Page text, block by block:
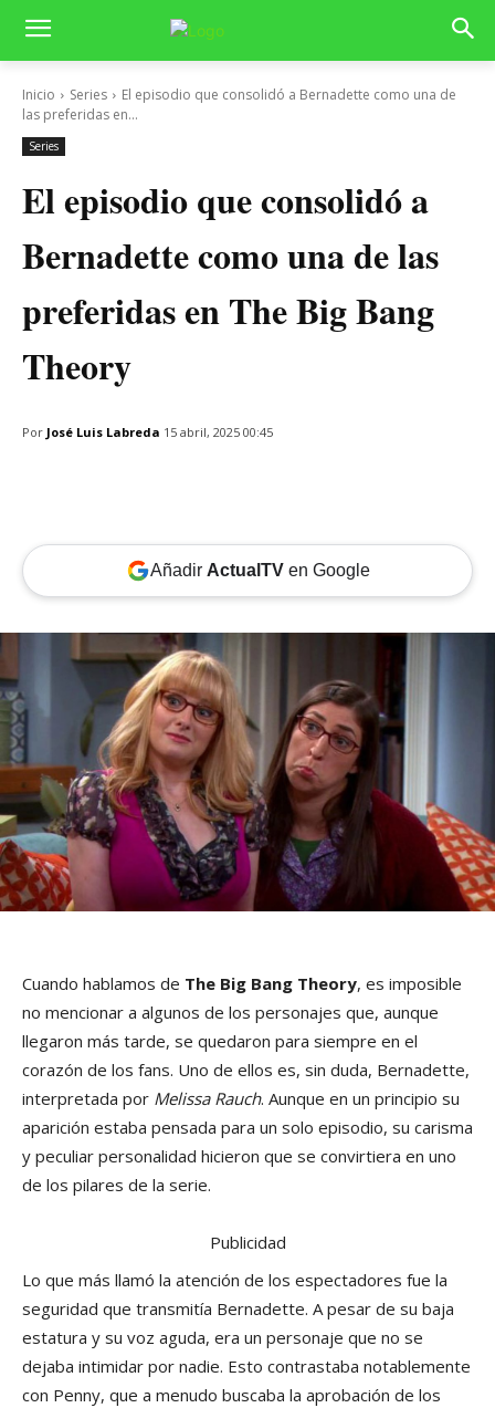
Inicio Series
El episodio que consolidó a Bernadette como una de
las preferidas en...
Series
El episodio que consolidó a
Bernadette como una de las
preferidas en The Big Bang
Theory
Por José Luis Labreda 15 abril, 2025 00:45
Añadir ActualTVen Google
Cuando hablamos de The Big Bang Theory, es imposible
no mencionar a algunos de los personajes que, aunque
llegaron más tarde, se quedaron para siempre en el
corazón de los fans. Uno de ellos es, sin duda, Bernadette,
interpretada por Melissa Rauch. Aunque en un principio su
aparición estaba pensada para un solo episodio, su carisma
y peculiar personalidad hicieron que se convirtiera en uno
de los pilares de la serie.
Publicidad
Lo que más llamó la atención de los espectadores fue la
seguridad que transmitía Bernadette. A pesar de su baja
estatura y su voz aguda, era un personaje que no se
dejaba intimidar por nadie. Esto contrastaba notablemente
con Penny, que a menudo buscaba la aprobación de los